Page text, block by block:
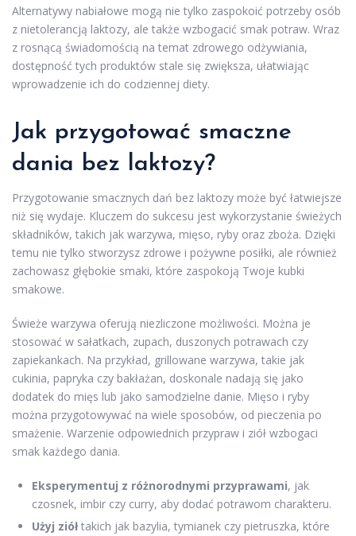
Alternatywy nabiałowe mogą nie tylko zaspokoić potrzeby osób
z nietolerancją laktozy, ale także wzbogacić smak potraw. Wraz
z rosnącą świadomością na temat zdrowego odżywiania,
dostępność tych produktów stale się zwiększa, ułatwiając
wprowadzenie ich do codziennej diety.
Jak przygotować smaczne
dania bez laktozy?
Przygotowanie smacznych dań bez laktozy może być łatwiejsze
niż się wydaje. Kluczem do sukcesu jest wykorzystanie świeżych
składników, takich jak warzywa, mięso, ryby oraz zboża. Dzięki
temu nie tylko stworzysz zdrowe i pożywne posiłki, ale również
zachowasz głębokie smaki, które zaspokoją Twoje kubki
smakowe.
Świeże warzywa oferują niezliczone możliwości. Można je
stosować w sałatkach, zupach, duszonych potrawach czy
zapiekankach. Na przykład, grillowane warzywa, takie jak
cukinia, papryka czy bakłażan, doskonale nadają się jako
dodatek do mięs lub jako samodzielne danie. Mięso i ryby
można przygotowywać na wiele sposobów, od pieczenia po
smażenie. Warzenie odpowiednich przypraw i ziół wzbogaci
smak każdego dania.
Eksperymentuj z różnorodnymi przyprawami, jak
czosnek, imbir czy curry, aby dodać potrawom charakteru.
Użyj ziółtakich jak bazylia, tymianek czy pietruszka, które